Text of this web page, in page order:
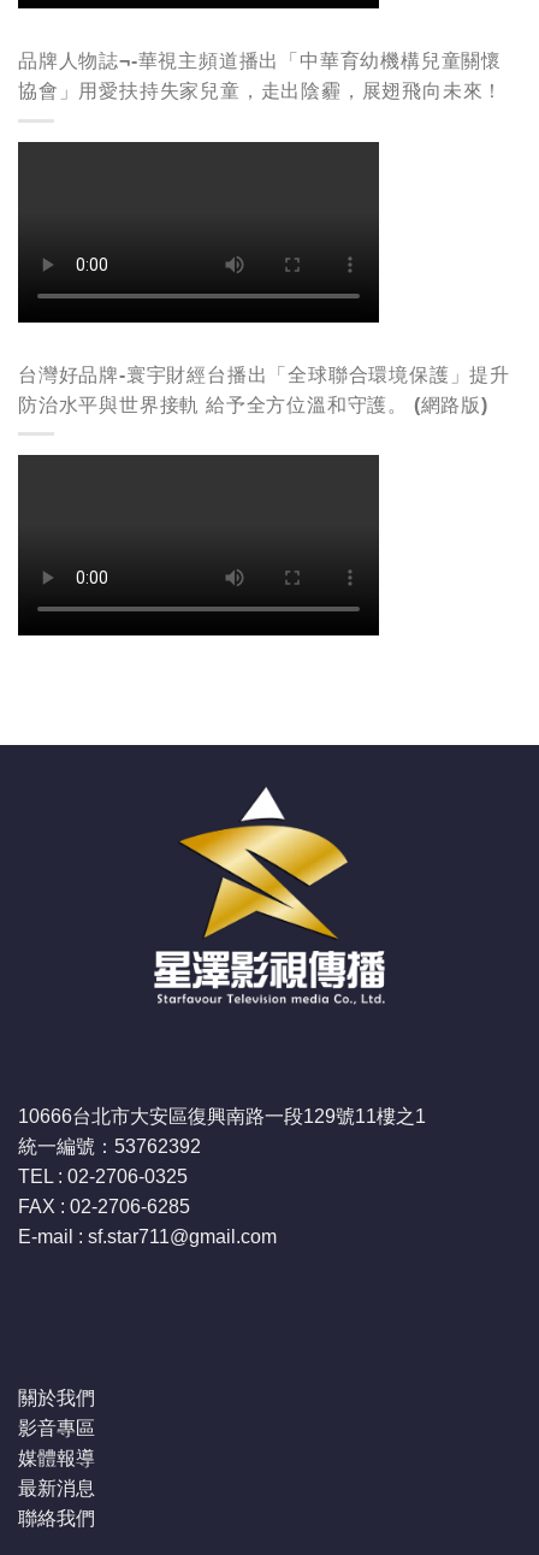
品牌人物誌¬-華視主頻道播出「中華育幼機構兒童關懷
協會」用愛扶持失家兒童，走出陰霾，展翅飛向未來！
台灣好品牌-寰宇財經台播出「全球聯合環境保護」提升
防治水平與世界接軌 給予全方位溫和守護。 (網路版)
10666台北市大安區復興南路一段129號11樓之1
統一編號：53762392
TEL : 02-2706-0325
FAX : 02-2706-6285
E-mail : sf.star711@gmail.com
關於我們
影音專區
媒體報導
最新消息
聯絡我們